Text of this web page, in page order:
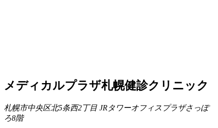
メディカルプラザ札幌健診クリニック
札幌市中央区北5条西2丁目 JRタワーオフィスプラザさっぽ
ろ8階